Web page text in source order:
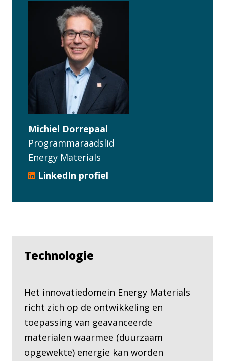
Michiel Dorrepaal
Programmaraadslid
Energy Materials
LinkedIn profiel
Technologie
Het innovatiedomein Energy Materials
richt zich op de ontwikkeling en
toepassing van geavanceerde
materialen waarmee (duurzaam
opgewekte) energie kan worden